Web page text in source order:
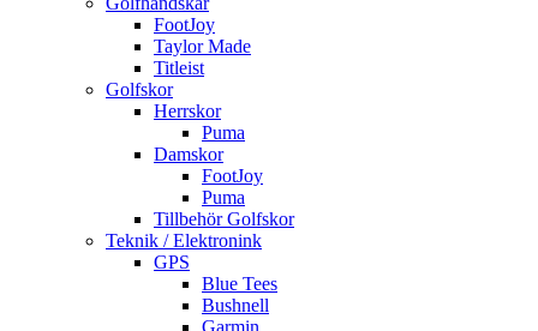
FootJoy
Taylor Made
Titleist
Golfskor
Herrskor
Puma
Damskor
FootJoy
Puma
Tillbehör Golfskor
Teknik / Elektronink
GPS
Blue Tees
Bushnell
Garmin